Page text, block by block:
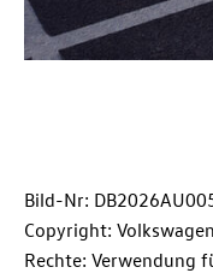
Bild-Nr:
Copyright:
Rechte: Verwendung